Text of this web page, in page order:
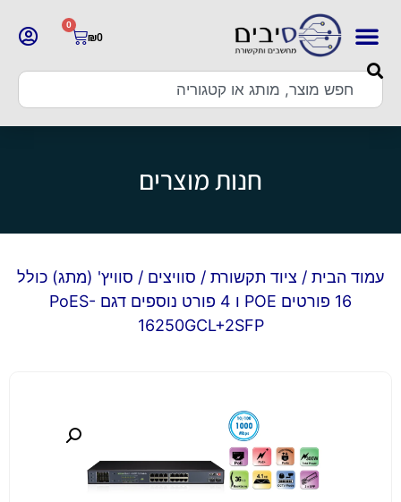
₪0
0
חנות מוצרים
עמוד הבית / ציוד תקשורת / סוויצים / סוויץ' (מתג) כולל
16 פורטים POE ו 4 פורט נוספים דגם PoES-
16250GCL+2SFP